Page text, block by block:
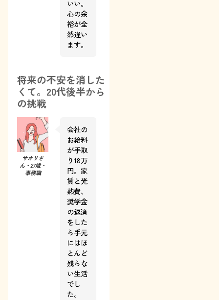
いい。
心の余
裕が全
然違い
ます。
将来の不安を消した
くて。20代後半から
の挑戦
サオリさ
ん・27歳・
事務職
会社の
お給料
が手取
り18万
円。家
賃と光
熱費、
奨学金
の返済
をした
ら手元
にはほ
とんど
残らな
い生活
でし
た。